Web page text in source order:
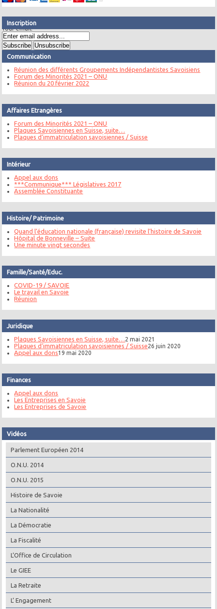
Inscription
Your email:
Communication
Réunion des différents Groupements Indépendantistes Savoisiens
Forum des Minorités 2021 – ONU
Réunion du 20 février 2022
Affaires Etrangères
Forum des Minorités 2021 – ONU
Plaques Savoisiennes en Suisse, suite…
Plaques d’immatriculation savoisiennes / Suisse
Intérieur
Appel aux dons
***Communique*** Législatives 2017
Assemblée Constituante
Histoire/ Patrimoine
Quand l’éducation nationale (française) revisite l’histoire de Savoie
Hôpital de Bonneville – Suite
Une minute vingt secondes
Famille/Santé/Educ.
COVID-19 / SAVOIE
Le travail en Savoie
Réunion
Juridique
Plaques Savoisiennes en Suisse, suite…2 mai 2021
Plaques d’immatriculation savoisiennes / Suisse26 juin 2020
Appel aux dons19 mai 2020
Finances
Appel aux dons
Les Entreprises en Savoie
Les Entreprises de Savoie
Vidéos
Parlement Européen 2014
O.N.U. 2014
O.N.U. 2015
Histoire de Savoie
La Nationalité
La Démocratie
La Fiscalité
L’Office de Circulation
Le GIEE
La Retraite
L’ Engagement